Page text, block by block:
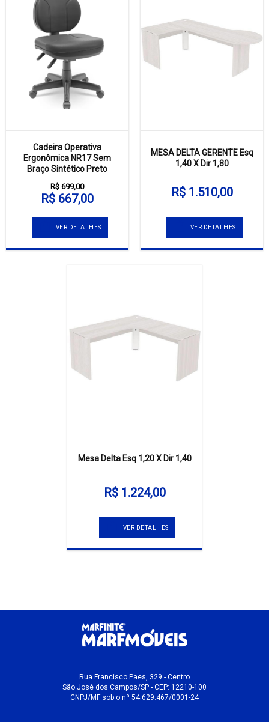
Cadeira Operativa
Ergonômica NR17 Sem
Braço Sintético Preto
R$ 699,00
R$ 667,00
VER DETALHES
MESA DELTA GERENTE Esq
1,40 X Dir 1,80
R$ 1.510,00
VER DETALHES
Mesa Delta Esq 1,20 X Dir 1,40
R$ 1.224,00
VER DETALHES
Rua Francisco Paes, 329 - Centro
São José dos Campos/SP - CEP: 12210-100
CNPJ/MF sob o nº 54.629.467/0001-24